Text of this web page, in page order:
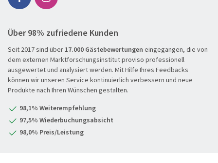
SUCHEN & BUCHEN
REISEKATEGORIE
Reisekategorie
Genussreise
Hochseekreuzfahrt
Leserreisen
Osterreisen
PREMIUM-Bus
Schiffsreisen
REISEZIEL
Deutschland
Über 98% zufriedene Kunden
Seit 2017 sind über 17.000 Gästebewertungen eingegangen, die von
dem externen Marktforschungsinstitut proviso professionell
ausgewertet und analysiert werden. Mit Hilfe Ihres Feedbacks
können wir unseren Service kontinuierlich verbessern und neue
Produkte nach Ihren Wünschen gestalten.
98,1% Weiterempfehlung
97,5% Wiederbuchungsabsicht
98,0% Preis/Leistung